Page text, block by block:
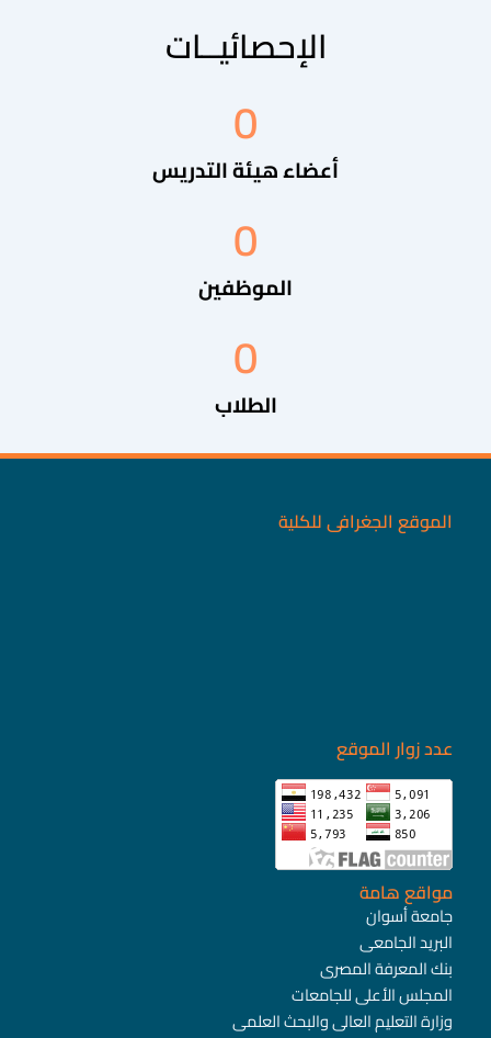
الإحصائيــات
أعضاء هيئة التدريس
0
الموظفين
0
الطلاب
0
الموقع الجغرافى للكلية
عدد زوار الموقع
مواقع هامة
جامعة أسوان
البريد الجامعى
بنك المعرفة المصرى
المجلس الأعلى للجامعات
وزارة التعليم العالى والبحث العلمى